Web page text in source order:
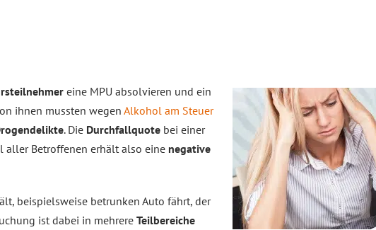
eine MPU absolvieren und ein
ihnen mussten wegen Alkohol am Steuer
. Die Durchfallquote bei einer
aller Betroffenen erhält also eine negative
beispielsweise betrunken Auto fährt, der
ist dabei in mehrere Teilbereiche